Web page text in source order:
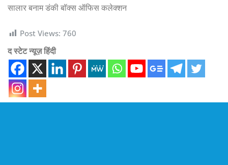
सालार बनाम डंकी बॉक्स ऑफिस कलेक्शन
Post Views: 760
द स्टेट न्यूज़ हिंदी